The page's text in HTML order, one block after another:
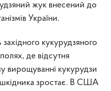
жук внесений до
України.
кукурудзяного
де відсутня
вирощуванні кукурудзи
шкідника зростає. В США